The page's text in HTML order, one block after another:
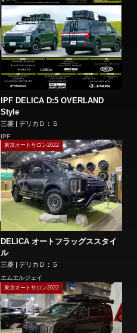
IPF DELICA D:5 OVERLAND
Style
三菱 | デリカＤ：５
IPF
東京オートサロン2022
DELICA オートフラッグススタイ
ル
三菱 | デリカＤ：５
エムエルジェイ
東京オートサロン2022